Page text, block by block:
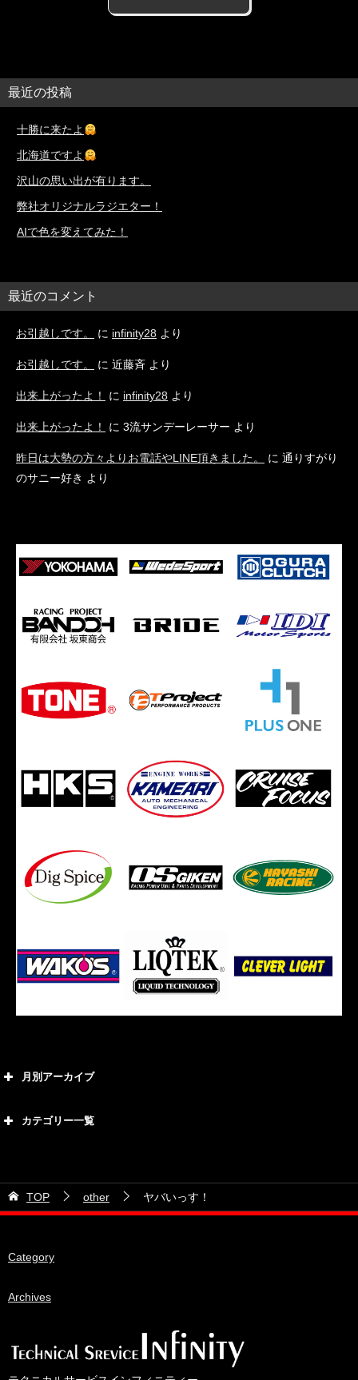
最近の投稿
十勝に来たよ
北海道ですよ
沢山の思い出が有ります。
弊社オリジナルラジエター！
AIで色を変えてみた！
最近のコメント
お引越しです。 に infinity28 より
お引越しです。 に 近藤斉 より
出来上がったよ！ に infinity28 より
出来上がったよ！ に 3流サンデーレーサー より
昨日は大勢の方々よりお電話やLINE頂きました。 に 通りすがり
のサニー好き より
月別アーカイブ
2026年5月
2026年4月
2026年2月
2025年11月
カテゴリー一覧
21号車
28号車
TOP other ヤバいっす！
Category
Archives